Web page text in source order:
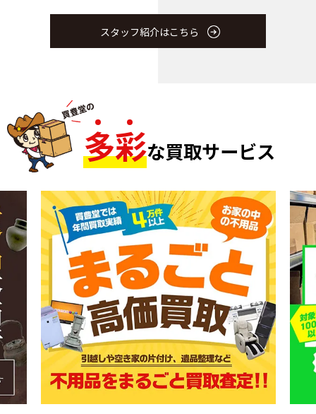
スタッフ紹介はこちら
多彩な買取サービス